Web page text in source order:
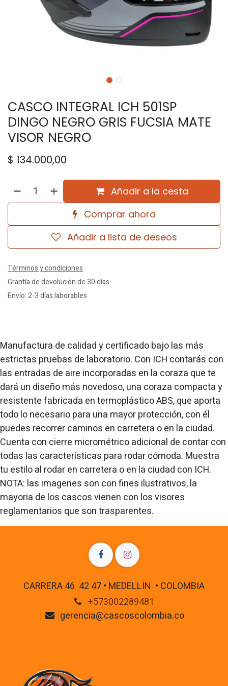
CASCO INTEGRAL ICH 501SP
DINGO NEGRO GRIS FUCSIA MATE
VISOR NEGRO
$ 134.000,00
Añadir a la cesta
Comprar ahora
Añadir a lista de deseos
Términos y condiciones
Grantía de devolución de 30 días
Envío: 2-3 días laborables
Manufactura de calidad y certificado bajo las más
estrictas pruebas de laboratorio. Con ICH contarás con
las entradas de aire incorporadas en la coraza que te
dará un diseño más novedoso, una coraza compacta y
resistente fabricada en termoplástico ABS, que aporta
todo lo necesario para una mayor protección, con él
puedes recorrer caminos en carretera o en la ciudad.
Cuenta con cierre micrométrico adicional de contar con
todas las características para rodar cómoda. Muestra
tu estilo al rodar en carretera o en la ciudad con ICH.
NOTA: las imagenes son con fines ilustrativos, la
mayoria de los cascos vienen con los visores
reglamentarios que son trasparentes.
CARRERA 46 42 47 • MEDELLIN • COLOMBIA
+573002289481
gerencia@cascoscolombia.co